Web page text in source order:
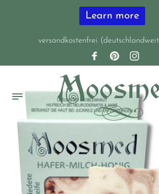
versandkostenfrei
Learn more